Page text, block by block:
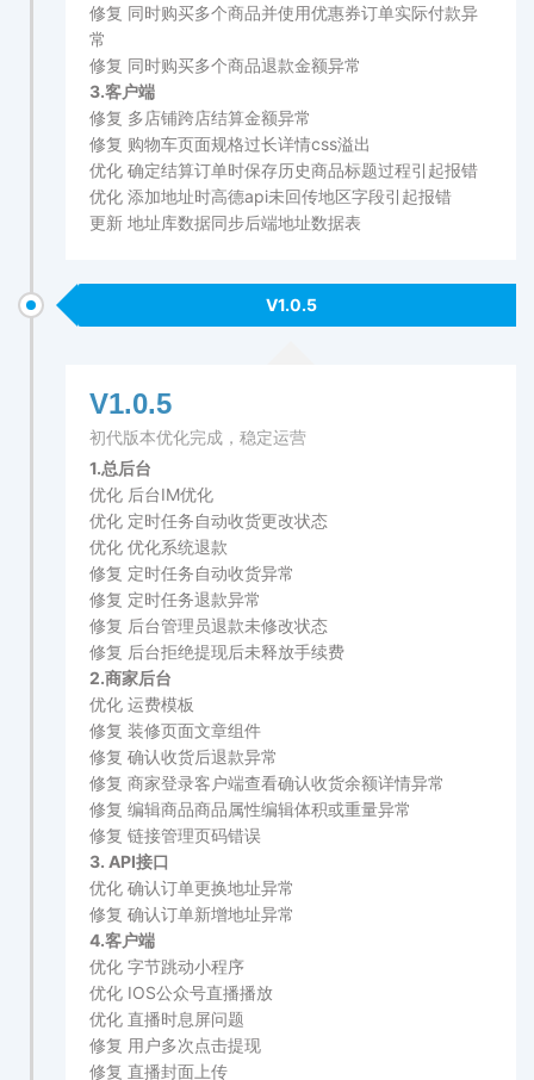
修复 同时购买多个商品并使用优惠券订单实际付款异
常
修复 同时购买多个商品退款金额异常
3.客户端
修复 多店铺跨店结算金额异常
修复 购物车页面规格过长详情css溢出
优化 确定结算订单时保存历史商品标题过程引起报错
优化 添加地址时高德api未回传地区字段引起报错
更新 地址库数据同步后端地址数据表
V1.0.5
V1.0.5
初代版本优化完成，稳定运营
1.总后台
优化 后台IM优化
优化 定时任务自动收货更改状态
优化 优化系统退款
修复 定时任务自动收货异常
修复 定时任务退款异常
修复 后台管理员退款未修改状态
修复 后台拒绝提现后未释放手续费
2.商家后台
优化 运费模板
修复 装修页面文章组件
修复 确认收货后退款异常
修复 商家登录客户端查看确认收货余额详情异常
修复 编辑商品商品属性编辑体积或重量异常
修复 链接管理页码错误
3. API接口
优化 确认订单更换地址异常
修复 确认订单新增地址异常
4.客户端
优化 字节跳动小程序
优化 IOS公众号直播播放
优化 直播时息屏问题
修复 用户多次点击提现
修复 直播封面上传